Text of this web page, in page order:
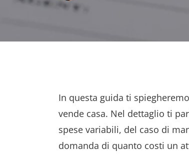
In questa guida ti
vende casa. Nel dettaglio ti
spese variabili, del caso di
domanda di quanto costi un